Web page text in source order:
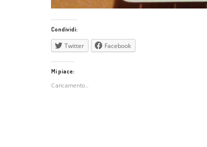
Condividi:
Twitter Facebook
Mi piace:
Caricamento...